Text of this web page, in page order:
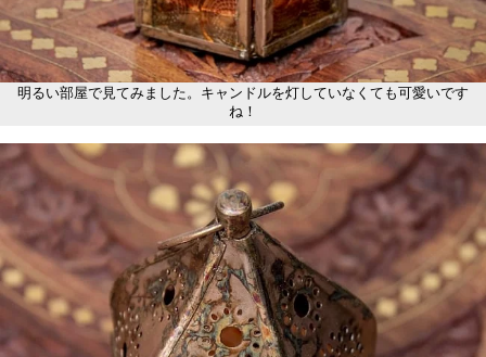
明るい部屋で見てみました。キャンドルを灯していなくても可愛いです
ね！